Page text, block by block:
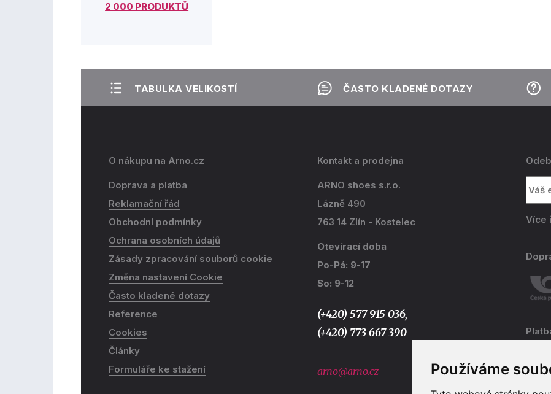
Používáme
2 000 PRODUKTŮ
TABULKA VELIKOSTÍ ČASTO KLADENÉ DOTAZY
O nákupu na Arno.cz
Doprava a platba
Reklamační řád
Obchodní podmínky
Ochrana osobních údajů
Zásady zpracování souborů cookie
Změna nastavení Cookie
Často kladené dotazy
Reference
Cookies
Články
Formuláře ke stažení
Kontakt a prodejna
ARNO shoes s.r.o.
Lázně 490
763 14 Zlín - Kostelec
Otevírací doba
Po-Pá: 9-17
So: 9-12
(+420) 577 915 036,
(+420) 773 667 390
arno@arno.cz
Více